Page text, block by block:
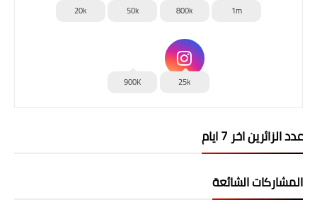
1m
800k
50k
20k
25k
900K
عدد الزائرين اخر 7 ايام
المشاركات الشائعة